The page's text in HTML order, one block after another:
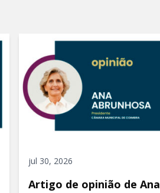
jul 30, 2026
Artigo de opinião de Ana